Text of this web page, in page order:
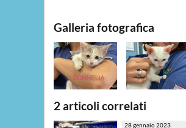
Galleria fotografica
2 articoli correlati
28 gennaio 2023